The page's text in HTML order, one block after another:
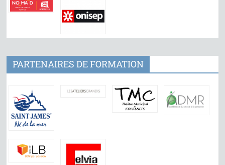
PARTENAIRES DE FORMATION